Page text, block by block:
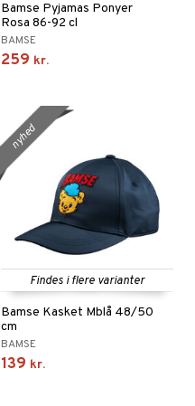
Bamse Pyjamas Ponyer
Rosa 86-92 cl
BAMSE
259 kr.
Findes i flere varianter
Bamse Kasket Mblå 48/50
cm
BAMSE
139 kr.
nyhed